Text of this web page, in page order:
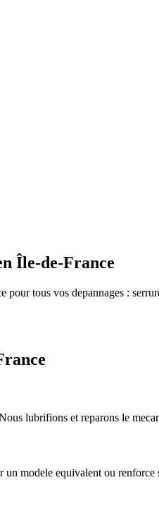
Île-de-France
pour tous vos depannages :
lubrifions et reparons le
modele equivalent ou renforce